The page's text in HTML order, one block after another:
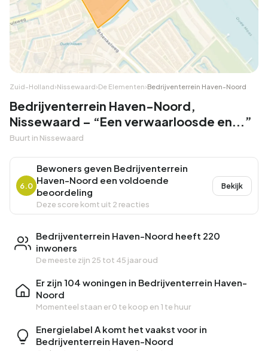
Zuid-Holland›Nissewaard›De Elementen›Bedrijventerrein Haven-Noord
Bedrijventerrein Haven-Noord,
Nissewaard – “Een verwaarloosde en...”
Buurt in Nissewaard
6.0
Bewoners geven Bedrijventerrein
Haven-Noord een voldoende
beoordeling
Deze score komt uit 2 reacties
Bekijk
Bedrijventerrein Haven-Noord heeft 220
inwoners
De meeste zijn 25 tot 45 jaar oud
Er zijn 104 woningen in Bedrijventerrein Haven-
Noord
Momenteel staan er0 te koop en 1 te huur
Energielabel A komt het vaakst voor in
Bedrijventerrein Haven-Noord